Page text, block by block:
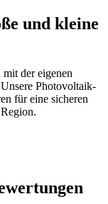
und kleine
der eigenen
Photovoltaik-
für eine sicheren